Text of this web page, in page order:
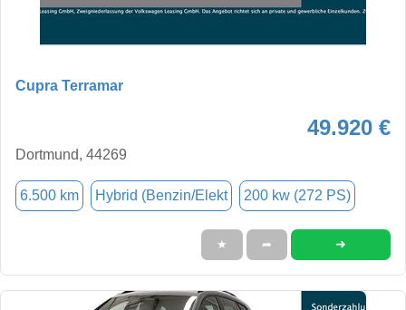
Cupra Terramar
49.920 €
Dortmund, 44269
6.500 km Hybrid (Benzin/Elekt 200 kw (272 PS)
★ ➦ ➜